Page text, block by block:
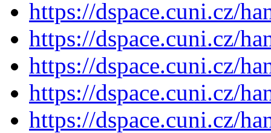
https://dspace.cuni.cz/
https://dspace.cuni.cz/
https://dspace.cuni.cz/
https://dspace.cuni.cz/
https://dspace.cuni.cz/